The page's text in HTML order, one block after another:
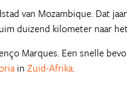
van Mozambique. Dat
duizend kilometer naar
Marques. Een snelle
in Zuid-Afrika.